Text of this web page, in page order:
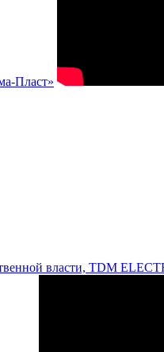
Пласт»
власти, TDM